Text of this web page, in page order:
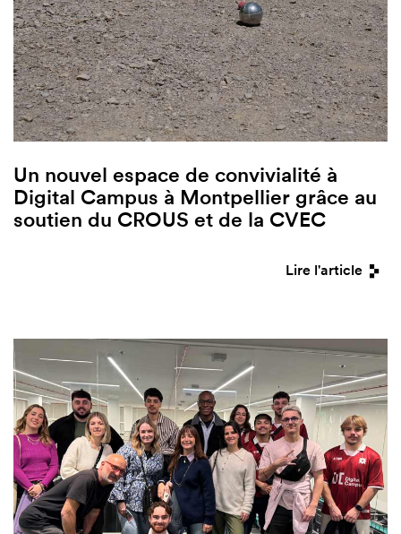
Un nouvel espace de convivialité à
Digital Campus à Montpellier grâce au
soutien du CROUS et de la CVEC
Lire l'article